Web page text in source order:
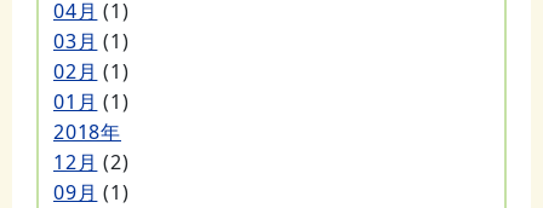
04月 (1)
03月 (1)
02月 (1)
01月 (1)
2018年
12月 (2)
09月 (1)